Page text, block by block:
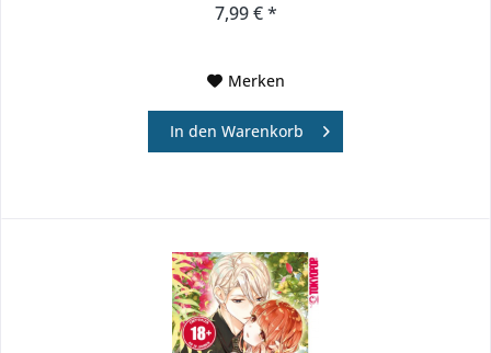
7,99 € *
Merken
In den Warenkorb